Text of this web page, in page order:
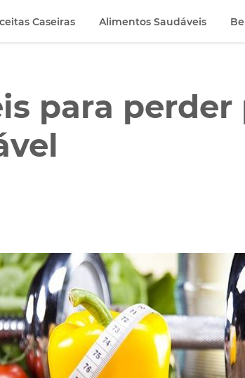
para perder
Caseiras Alimentos Saudáveis